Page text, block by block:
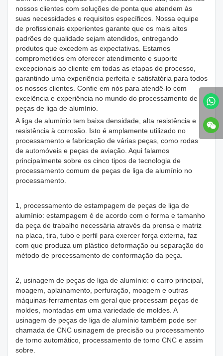
nossos clientes com soluções de ponta que atendem às
suas necessidades e requisitos específicos. Nossa equipe
de profissionais experientes garante que os mais altos
padrões de qualidade sejam atendidos, entregando
produtos que excedem as expectativas. Estamos
comprometidos em oferecer atendimento e suporte
excepcionais ao cliente em todas as etapas do processo,
garantindo uma experiência perfeita e satisfatória para todos
os nossos clientes. Confie em nós para atendê-lo com
excelência e experiência no mundo do processamento de
peças de liga de alumínio.
A liga de alumínio tem baixa densidade, alta resistência e
resistência à corrosão. Isto é amplamente utilizado no
processamento e fabricação de várias peças, como rodas
de automóveis e peças de aviação. Aqui falamos
principalmente sobre os cinco tipos de tecnologia de
processamento comum de peças de liga de alumínio no
processamento.
1, processamento de estampagem de peças de liga de
alumínio: estampagem é de acordo com o forma e tamanho
da peça de trabalho necessária através da prensa e matriz
na placa, tira, tubo e perfil para exercer força externa, faz
com que produza um plástico deformação ou separação do
método de processamento de conformação da peça.
2, usinagem de peças de liga de alumínio: o carro principal,
moagem, aplainamento, perfuração, moagem e outras
máquinas-ferramentas em geral que processam peças de
moldes, montadas em uma variedade de moldes. A
usinagem de peças de liga de alumínio também pode ser
chamada de CNC usinagem de precisão ou processamento
de torno automático, processamento de torno CNC e assim
sobre.